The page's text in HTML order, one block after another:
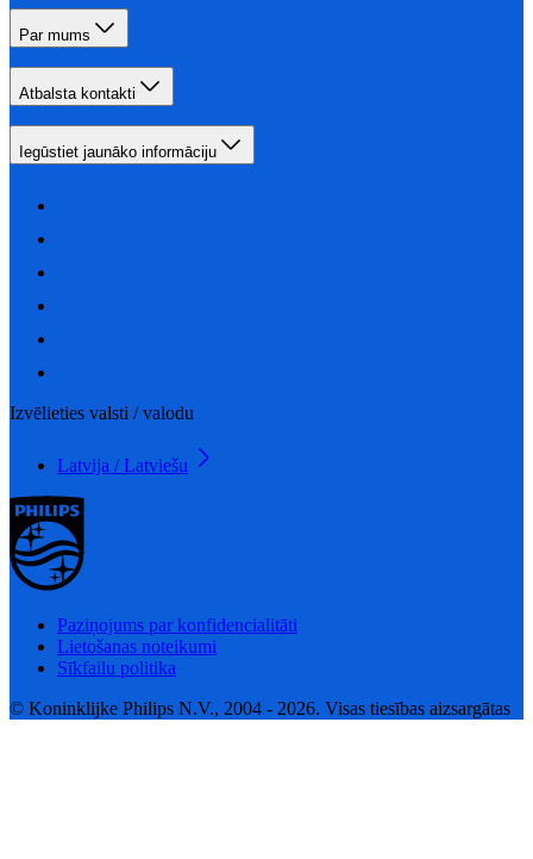
Par mums
Atbalsta kontakti
Iegūstiet jaunāko informāciju
Izvēlieties valsti / valodu
Latvija / Latviešu
Paziņojums par konfidencialitāti
Lietošanas noteikumi
Sīkfailu politika
© Koninklijke Philips N.V., 2004 - 2026. Visas tiesības aizsargātas